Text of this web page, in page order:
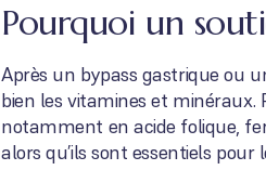
Pourquoi un
Après un bypass gastrique ou
bien les vitamines et
notamment en acide folique,
alors qu’ils sont essentiels